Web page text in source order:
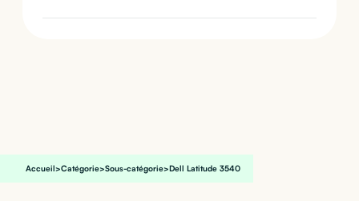
Accueil>Catégorie>Sous-catégorie>Dell Latitude 3540